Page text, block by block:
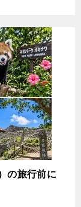
の旅行前に